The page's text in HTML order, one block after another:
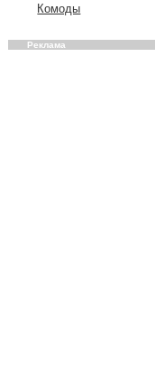
Комоды
Реклама